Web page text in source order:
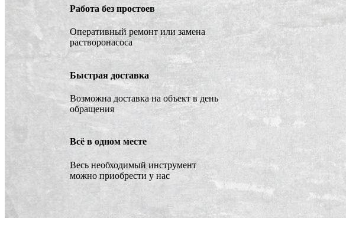
Работа без простоев
Оперативный ремонт или замена
растворонасоса
Быстрая доставка
Возможна доставка на объект в день
обращения
Всё в одном месте
Весь необходимый инструмент
можно приобрести у нас